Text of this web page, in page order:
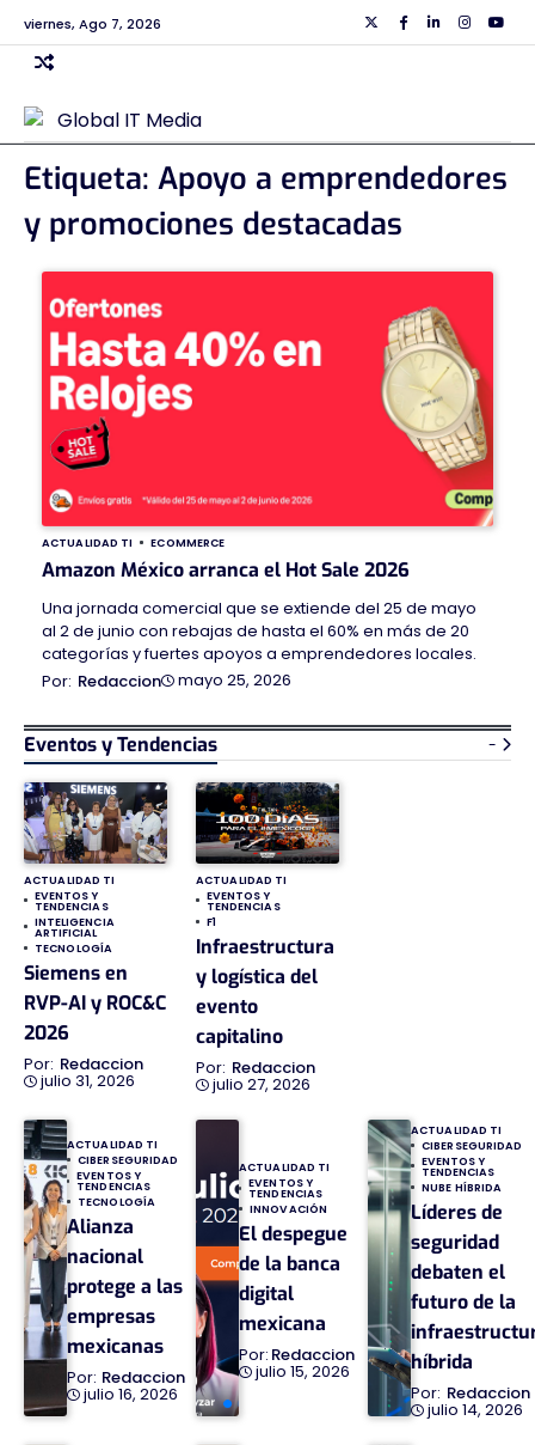
Skip
to
content
viernes, Ago 7, 2026 TwiiterFacebook
Linkedin
Etiqueta: Apoyo a emprendedores
y promociones destacadas
ACTUALIDAD TI ECOMMERCE
Amazon México arranca el Hot Sale 2026
Una jornada comercial que se extiende del 25 de mayo
al 2 de junio con rebajas de hasta el 60% en más de 20
categorías y fuertes apoyos a emprendedores locales.
Redaccion
mayo 25, 2026
Eventos y Tendencias -
ACTUALIDAD TI
EVENTOS Y
TENDENCIAS
INTELIGENCIA
ARTIFICIAL
TECNOLOGÍA
Siemens en
RVP-AI y ROC&C
2026
Redaccion
julio 31, 2026
ACTUALIDAD TI
EVENTOS Y
TENDENCIAS
F1
Infraestructura
y logística del
evento
capitalino
Redaccion
julio 27, 2026
ACTUALIDAD TI
CIBERSEGURIDAD
EVENTOS Y
TENDENCIAS
TECNOLOGÍA
Alianza
nacional
protege a las
empresas
mexicanas
Redaccion
julio 16, 2026
ACTUALIDAD TI
EVENTOS Y
TENDENCIAS
INNOVACIÓN
El despegue
de la banca
digital
mexicana
Redaccion
julio 15, 2026
ACTUALIDAD TI
CIBERSEGURIDAD
EVENTOS Y
TENDENCIAS
NUBE HÍBRIDA
Líderes de
seguridad
debaten el
futuro de la
híbrida
Redaccion
julio 14, 2026